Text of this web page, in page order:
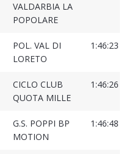
VALDARBIA LA
POPOLARE
POL. VAL DI
LORETO
1:46:23
CICLO CLUB
QUOTA MILLE
1:46:26
G.S. POPPI BP
MOTION
1:46:48